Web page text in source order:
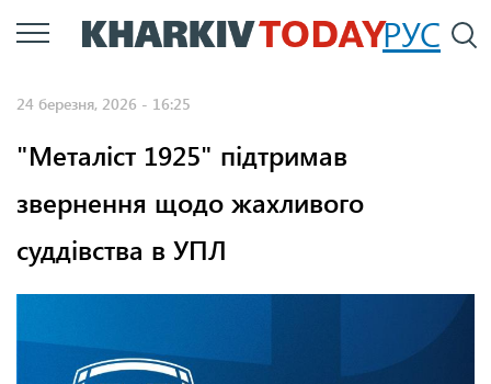
Перейти
до
РУС
24 березня, 2026 - 16:25
"Металіст 1925" підтримав
звернення щодо жахливого
суддівства в УПЛ